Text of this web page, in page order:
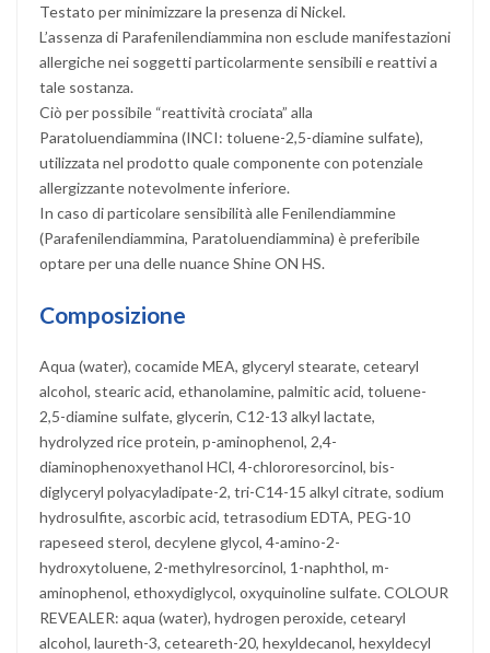
Testato per minimizzare la presenza di Nickel.
L’assenza di Parafenilendiammina non esclude manifestazioni
allergiche nei soggetti particolarmente sensibili e reattivi a
tale sostanza.
Ciò per possibile “reattività crociata” alla
Paratoluendiammina (INCI: toluene-2,5-diamine sulfate),
utilizzata nel prodotto quale componente con potenziale
allergizzante notevolmente inferiore.
In caso di particolare sensibilità alle Fenilendiammine
(Parafenilendiammina, Paratoluendiammina) è preferibile
optare per una delle nuance Shine ON HS.
Composizione
Aqua (water), cocamide MEA, glyceryl stearate, cetearyl
alcohol, stearic acid, ethanolamine, palmitic acid, toluene-
2,5-diamine sulfate, glycerin, C12-13 alkyl lactate,
hydrolyzed rice protein, p-aminophenol, 2,4-
diaminophenoxyethanol HCl, 4-chlororesorcinol, bis-
diglyceryl polyacyladipate-2, tri-C14-15 alkyl citrate, sodium
hydrosulfite, ascorbic acid, tetrasodium EDTA, PEG-10
rapeseed sterol, decylene glycol, 4-amino-2-
hydroxytoluene, 2-methylresorcinol, 1-naphthol, m-
aminophenol, ethoxydiglycol, oxyquinoline sulfate. COLOUR
REVEALER: aqua (water), hydrogen peroxide, cetearyl
alcohol, laureth-3, ceteareth-20, hexyldecanol, hexyldecyl